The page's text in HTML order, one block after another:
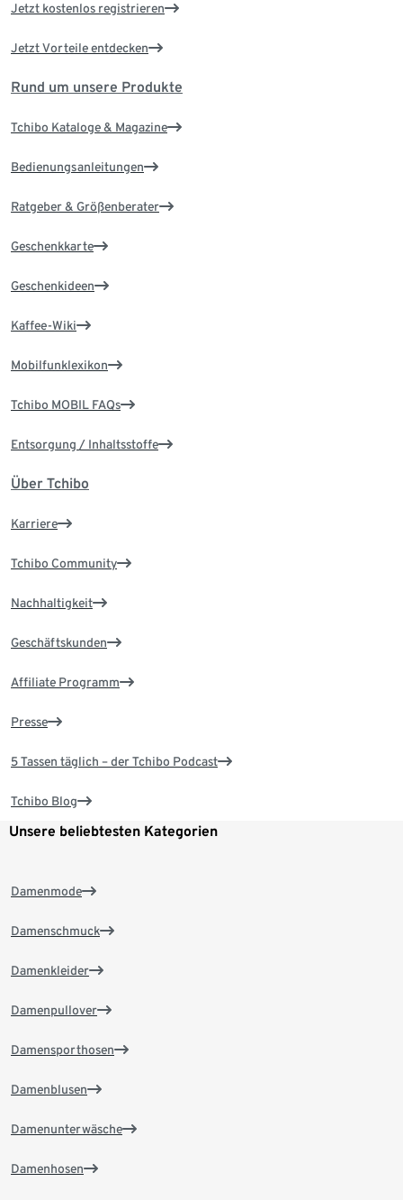
Jetzt kostenlos registrieren
Jetzt Vorteile entdecken
Rund um unsere Produkte
Tchibo Kataloge & Magazine
Bedienungsanleitungen
Ratgeber & Größenberater
Geschenkkarte
Geschenkideen
Kaffee-Wiki
Mobilfunklexikon
Tchibo MOBIL FAQs
Entsorgung / Inhaltsstoffe
Über Tchibo
Karriere
Tchibo Community
Nachhaltigkeit
Geschäftskunden
Affiliate Programm
Presse
5 Tassen täglich – der Tchibo Podcast
Tchibo Blog
Unsere beliebtesten Kategorien
Damenmode
Damenschmuck
Damenkleider
Damenpullover
Damensporthosen
Damenblusen
Damenunterwäsche
Damenhosen